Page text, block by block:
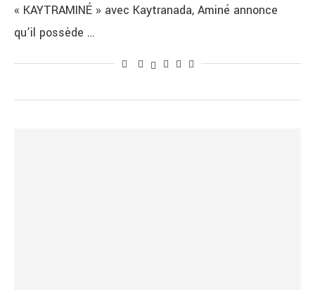
« KAYTRAMINÉ » avec Kaytranada, Aminé annonce
qu’il possède …